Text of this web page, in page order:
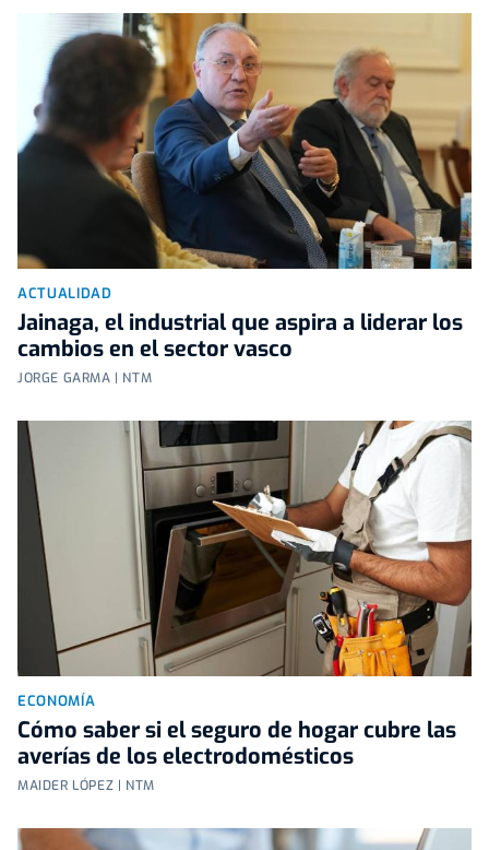
ACTUALIDAD
Jainaga, el industrial que aspira a liderar los
cambios en el sector vasco
JORGE GARMA | NTM
ECONOMÍA
Cómo saber si el seguro de hogar cubre las
averías de los electrodomésticos
MAIDER LÓPEZ | NTM